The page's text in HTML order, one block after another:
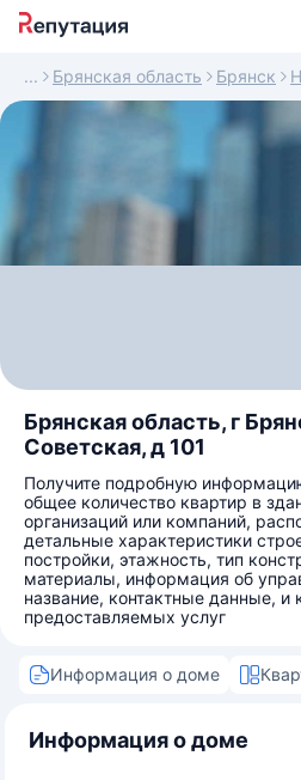
Брянская область Брянск
Брянская область, г
Советская, д 101
Получите подробную
общее количество квартир в
организаций или компаний,
детальные характеристики
постройки, этажность, тип
материалы, информация об
название, контактные данные, и
предоставляемых услуг
Информация о доме
Информация о доме